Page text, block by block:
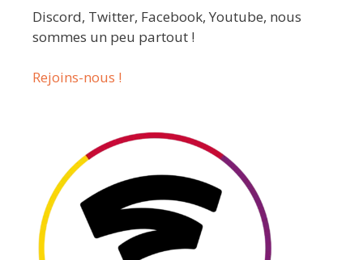
Discord, Twitter, Facebook, Youtube, nous
sommes un peu partout !
Rejoins-nous !